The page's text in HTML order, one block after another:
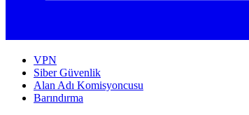
VPN
Siber Güvenlik
Alan Adı Komisyoncusu
Barındırma